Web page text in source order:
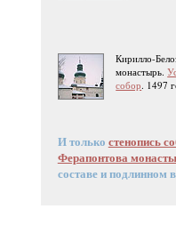
Кирилло-
монастырь.
собор. 1497
И только стенопись
Ферапонтова
составе и подлинном